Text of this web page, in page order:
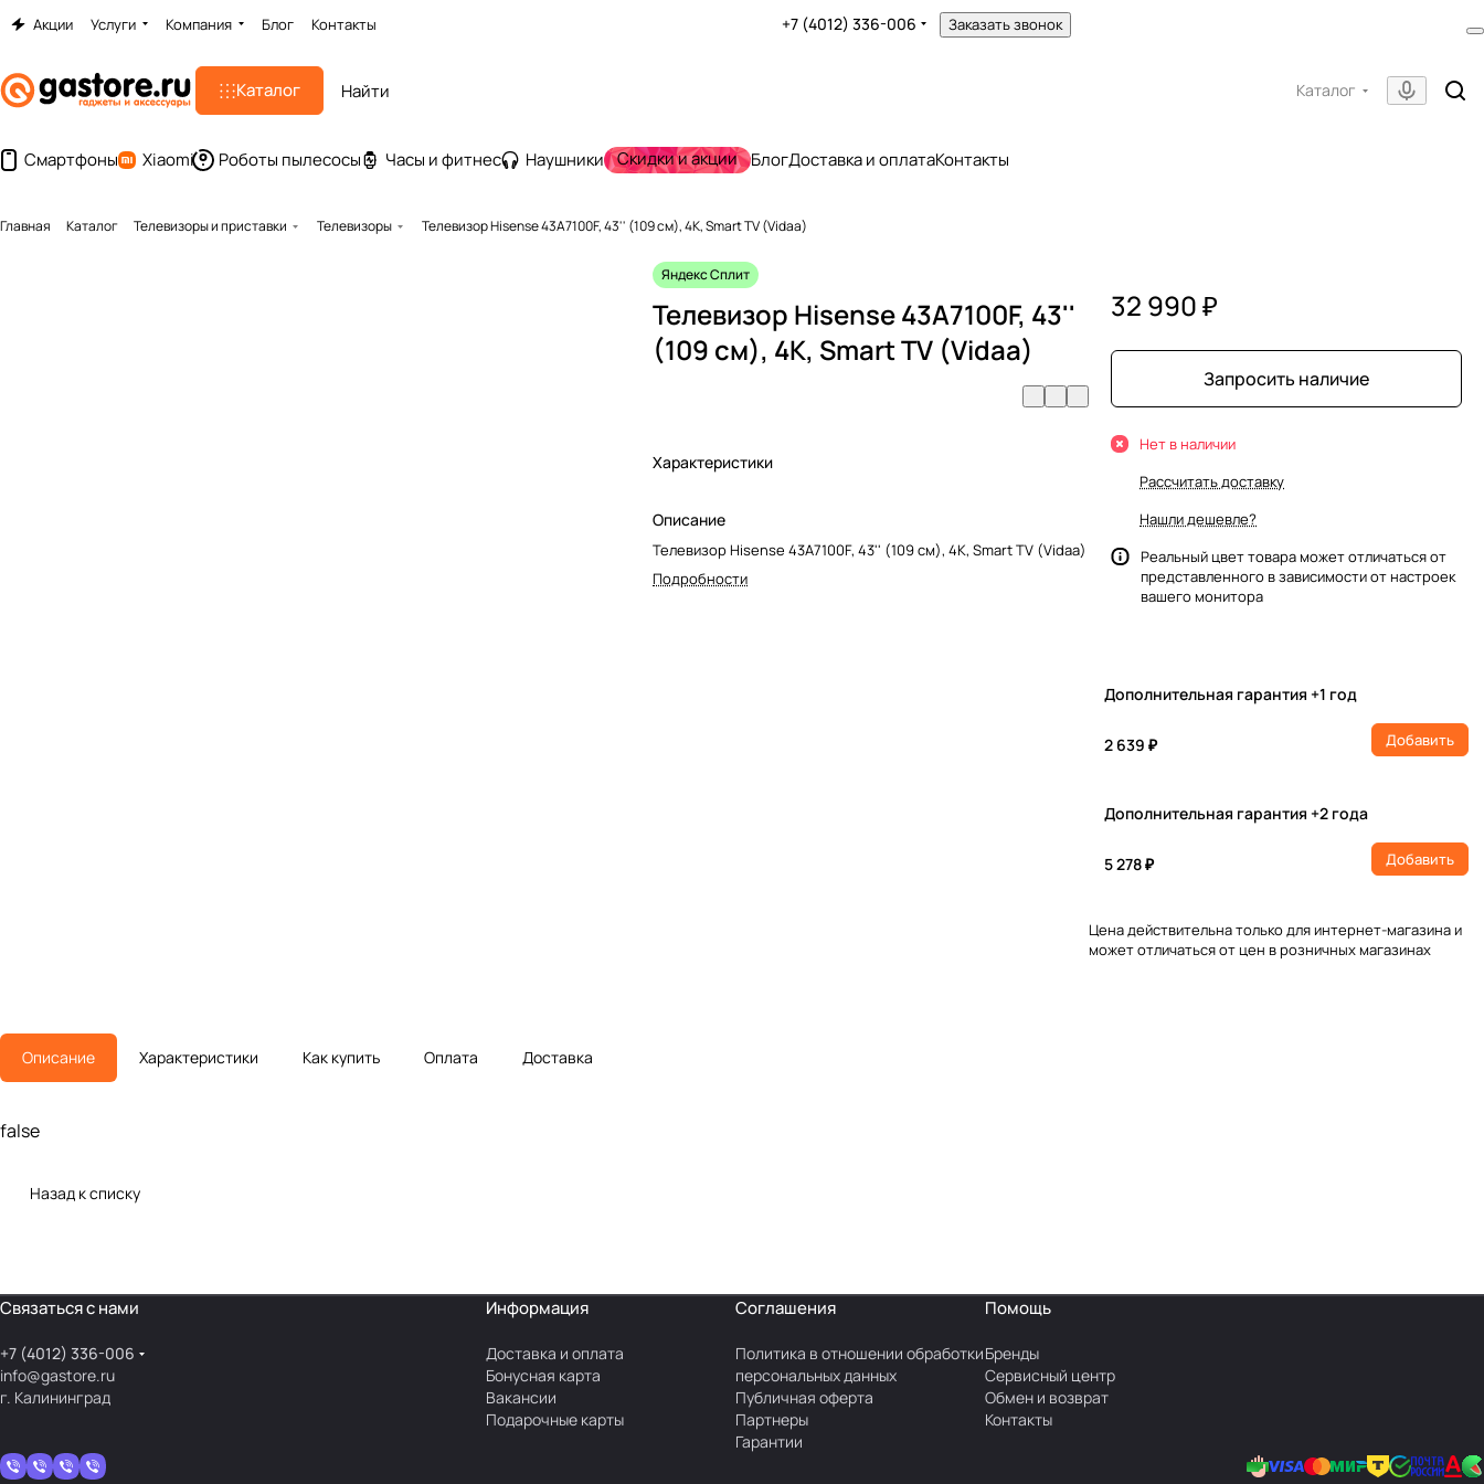
Акции Услуги Компания Блог Контакты +7 (4012) 336-006 Заказать звонок
Каталог Каталог
Смартфоны Xiaomi Роботы пылесосы Часы и фитнес Наушники Скидки и акции БлогДоставка и оплатаКонтакты
Главная Каталог Телевизоры и приставки Телевизоры Телевизор Hisense 43A7100F, 43'' (109 см), 4K, Smart TV (Vidaa)
Яндекс Сплит
Телевизор Hisense 43A7100F, 43''
(109 см), 4K, Smart TV (Vidaa)
Характеристики
Описание
Телевизор Hisense 43A7100F, 43'' (109 см), 4K, Smart TV (Vidaa)
Подробности
32 990 ₽
Запросить наличие
Нет в наличии
Рассчитать доставку
Нашли дешевле?
Реальный цвет товара может отличаться от
представленного в зависимости от настроек
вашего монитора
Дополнительная гарантия +1 год
2 639 ₽ Добавить
Дополнительная гарантия +2 года
5 278 ₽ Добавить
Цена действительна только для интернет-магазина и
может отличаться от цен в розничных магазинах
Описание Характеристики Как купить Оплата Доставка
false
Назад к списку
Связаться с нами
+7 (4012) 336-006
info@gastore.ru
г. Калининград
Информация
Доставка и оплата
Бонусная карта
Вакансии
Подарочные карты
Соглашения
Политика в отношении обработки
персональных данных
Публичная оферта
Партнеры
Гарантии
Помощь
Бренды
Сервисный центр
Обмен и возврат
Контакты